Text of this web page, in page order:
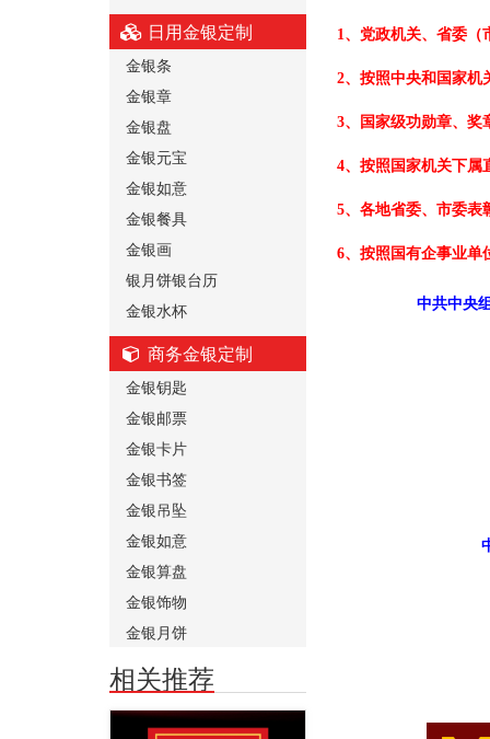
日用金银定制
金银条
金银章
金银盘
金银元宝
金银如意
金银餐具
金银画
银月饼银台历
金银水杯
商务金银定制
金银钥匙
金银邮票
金银卡片
金银书签
金银吊坠
金银如意
金银算盘
金银饰物
金银月饼
相关推荐
1、党政机关、省委（
2、按照中央和国家机
3、国家级功勋章、奖
4、按照国家机关下属
5、各地省委、市委表
6、按照国有企事业单
中共中央